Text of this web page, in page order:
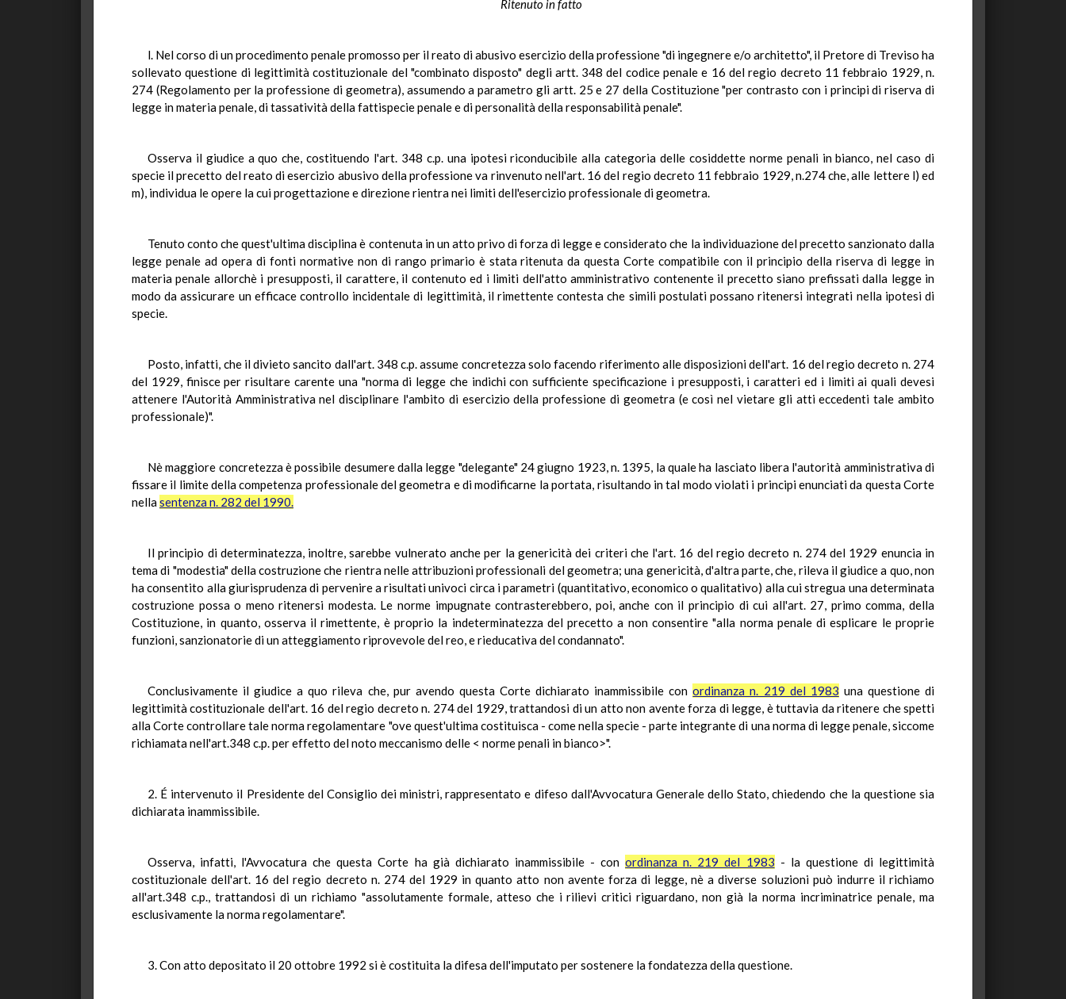
Ritenuto in fatto
l. Nel corso di un procedimento penale promosso per il reato di abusivo esercizio della professione "di ingegnere e/o architetto", il Pretore di Treviso ha
sollevato questione di legittimità costituzionale del "combinato disposto" degli artt. 348 del codice penale e 16 del regio decreto 11 febbraio 1929, n.
274 (Regolamento per la professione di geometra), assumendo a parametro gli artt. 25 e 27 della Costituzione "per contrasto con i principi di riserva di
legge in materia penale, di tassatività della fattispecie penale e di personalità della responsabilità penale".
Osserva il giudice a quo che, costituendo l'art. 348 c.p. una ipotesi riconducibile alla categoria delle cosiddette norme penali in bianco, nel caso di
specie il precetto del reato di esercizio abusivo della professione va rinvenuto nell'art. 16 del regio decreto 11 febbraio 1929, n.274 che, alle lettere l) ed
m), individua le opere la cui progettazione e direzione rientra nei limiti dell'esercizio professionale di geometra.
Tenuto conto che quest'ultima disciplina è contenuta in un atto privo di forza di legge e considerato che la individuazione del precetto sanzionato dalla
legge penale ad opera di fonti normative non di rango primario è stata ritenuta da questa Corte compatibile con il principio della riserva di legge in
materia penale allorchè i presupposti, il carattere, il contenuto ed i limiti dell'atto amministrativo contenente il precetto siano prefissati dalla legge in
modo da assicurare un efficace controllo incidentale di legittimità, il rimettente contesta che simili postulati possano ritenersi integrati nella ipotesi di
specie.
Posto, infatti, che il divieto sancito dall'art. 348 c.p. assume concretezza solo facendo riferimento alle disposizioni dell'art. 16 del regio decreto n. 274
del 1929, finisce per risultare carente una "norma di legge che indichi con sufficiente specificazione i presupposti, i caratteri ed i limiti ai quali devesi
attenere l'Autorità Amministrativa nel disciplinare l'ambito di esercizio della professione di geometra (e così nel vietare gli atti eccedenti tale ambito
professionale)".
Nè maggiore concretezza è possibile desumere dalla legge "delegante" 24 giugno 1923, n. 1395, la quale ha lasciato libera l'autorità amministrativa di
fissare il limite della competenza professionale del geometra e di modificarne la portata, risultando in tal modo violati i principi enunciati da questa Corte
nellasentenza n. 282 del 1990.
Il principio di determinatezza, inoltre, sarebbe vulnerato anche per la genericità dei criteri che l'art. 16 del regio decreto n. 274 del 1929 enuncia in
tema di "modestia" della costruzione che rientra nelle attribuzioni professionali del geometra; una genericità, d'altra parte, che, rileva il giudice a quo, non
ha consentito alla giurisprudenza di pervenire a risultati univoci circa i parametri (quantitativo, economico o qualitativo) alla cui stregua una determinata
costruzione possa o meno ritenersi modesta. Le norme impugnate contrasterebbero, poi, anche con il principio di cui all'art. 27, primo comma, della
Costituzione, in quanto, osserva il rimettente, è proprio la indeterminatezza del precetto a non consentire "alla norma penale di esplicare le proprie
funzioni, sanzionatorie di un atteggiamento riprovevole del reo, e rieducativa del condannato".
Conclusivamente il giudice a quo rileva che, pur avendo questa Corte dichiarato inammissibile conordinanza n. 219 del 1983 una questione di
legittimità costituzionale dell'art. 16 del regio decreto n. 274 del 1929, trattandosi di un atto non avente forza di legge, è tuttavia da ritenere che spetti
alla Corte controllare tale norma regolamentare "ove quest'ultima costituisca - come nella specie - parte integrante di una norma di legge penale, siccome
richiamata nell'art.348 c.p. per effetto del noto meccanismo delle < norme penali in bianco>".
2. É intervenuto il Presidente del Consiglio dei ministri, rappresentato e difeso dall'Avvocatura Generale dello Stato, chiedendo che la questione sia
dichiarata inammissibile.
Osserva, infatti, l'Avvocatura che questa Corte ha già dichiarato inammissibile - conordinanza n. 219 del 1983 - la questione di legittimità
costituzionale dell'art. 16 del regio decreto n. 274 del 1929 in quanto atto non avente forza di legge, nè a diverse soluzioni può indurre il richiamo
all'art.348 c.p., trattandosi di un richiamo "assolutamente formale, atteso che i rilievi critici riguardano, non già la norma incriminatrice penale, ma
esclusivamente la norma regolamentare".
3. Con atto depositato il 20 ottobre 1992 si è costituita la difesa dell'imputato per sostenere la fondatezza della questione.